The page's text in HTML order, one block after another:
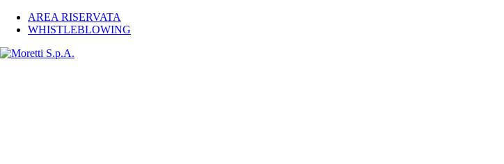
AREA RISERVATA
WHISTLEBLOWING